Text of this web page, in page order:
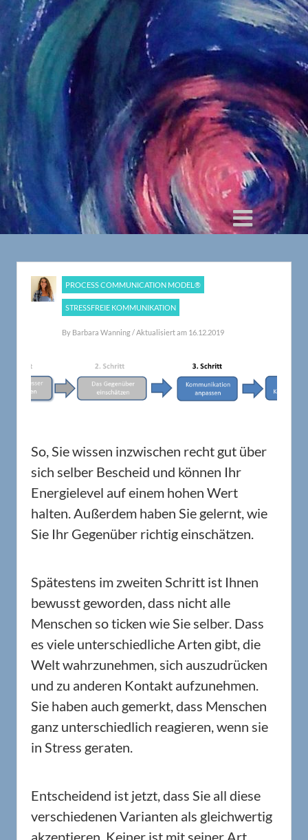
PROCESS COMMUNICATION MODEL®
STRESSFREIE KOMMUNIKATION
By Barbara Wanning/ Aktualisiert am 16.12.2019
So, Sie wissen inzwischen recht gut über
sich selber Bescheid und können Ihr
Energielevel auf einem hohen Wert
halten. Außerdem haben Sie gelernt, wie
Sie Ihr Gegenüber richtig einschätzen.
Spätestens im zweiten Schritt ist Ihnen
bewusst geworden, dass nicht alle
Menschen so ticken wie Sie selber. Dass
es viele unterschiedliche Arten gibt, die
Welt wahrzunehmen, sich auszudrücken
und zu anderen Kontakt aufzunehmen.
Sie haben auch gemerkt, dass Menschen
ganz unterschiedlich reagieren, wenn sie
in Stress geraten.
Entscheidend ist jetzt, dass Sie all diese
verschiedenen Varianten als gleichwertig